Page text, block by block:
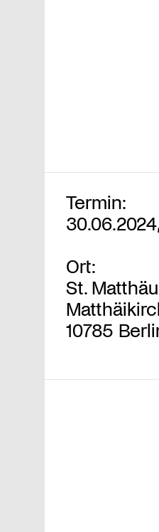
Termin:
Ort:
St.
10785